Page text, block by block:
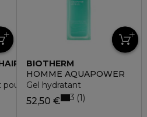
cheveux et cuir chevelu
BIOTHERM
HOMME AQUAPOWER
Gel hydratant
52,50 € 3 1